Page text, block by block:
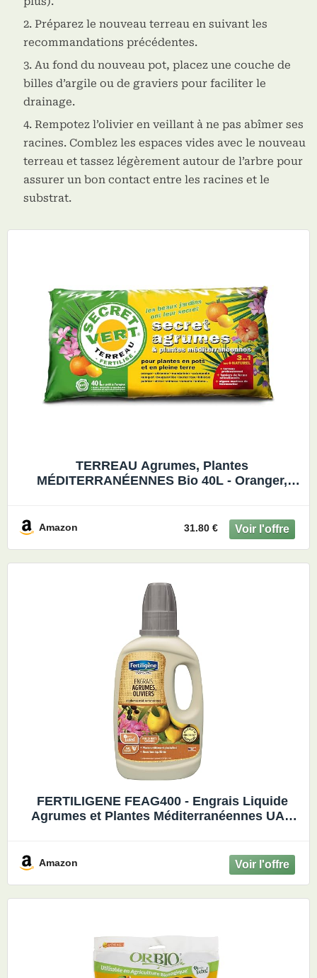
Préparez le nouveau terreau en suivant les
recommandations précédentes.
Au fond du nouveau pot, placez une couche de
billes d’argile ou de graviers pour faciliter le
drainage.
Rempotez l’olivier en veillant à ne pas abîmer ses
racines. Comblez les espaces vides avec le nouveau
terreau et tassez légèrement autour de l’arbre pour
assurer un bon contact entre les racines et le
substrat.
TERREAU Agrumes, Plantes
MÉDITERRANÉENNES Bio 40L - Oranger,
Amazon 31.80 €
FERTILIGENE FEAG400 - Engrais Liquide
Agrumes et Plantes Méditerranéennes UAB
marines - 28 L de solution diluée
Amazon